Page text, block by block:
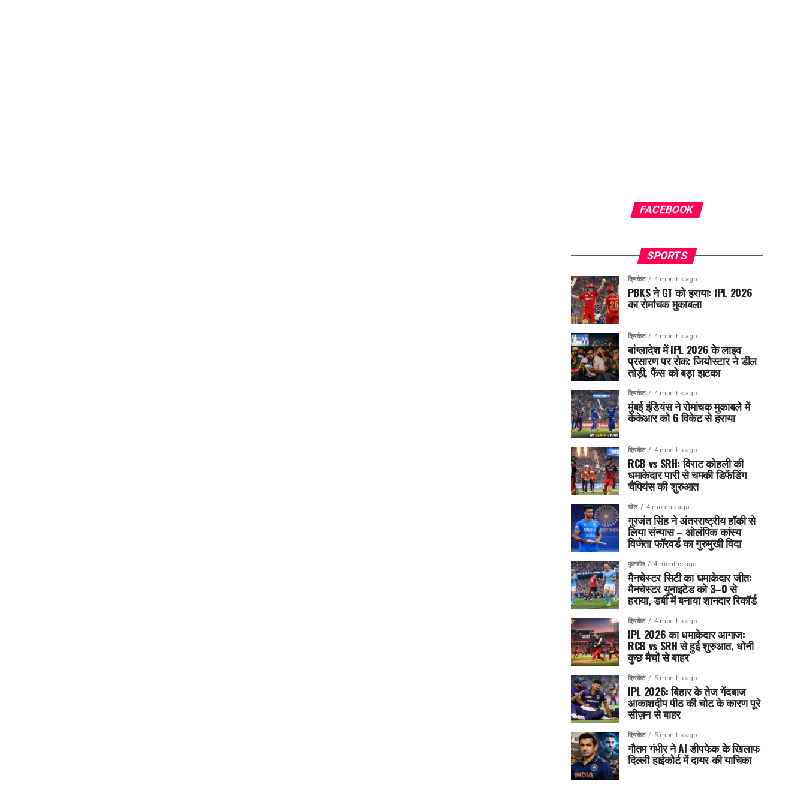
FACEBOOK
SPORTS
क्रिकेट 4 months ago
PBKS ने GT को हराया: IPL 2026
का रोमांचक मुकाबला
क्रिकेट 4 months ago
बांग्लादेश में IPL 2026 के लाइव
प्रसारण पर रोक: जियोस्टार ने डील
तोड़ी, फैंस को बड़ा झटका
क्रिकेट 4 months ago
मुंबई इंडियंस ने रोमांचक मुकाबले में
केकेआर को 6 विकेट से हराया
क्रिकेट 4 months ago
RCB vs SRH: विराट कोहली की
धमाकेदार पारी से चमकी डिफेंडिंग
चैंपियंस की शुरुआत
खेल 4 months ago
गुरजंत सिंह ने अंतरराष्ट्रीय हॉकी से
लिया संन्यास – ओलंपिक कांस्य
विजेता फॉरवर्ड का गुरुमुखी विदा
फुटबॉल 4 months ago
मैनचेस्टर सिटी का धमाकेदार जीत:
मैनचेस्टर यूनाइटेड को 3–0 से
हराया, डर्बी में बनाया शानदार रिकॉर्ड
क्रिकेट 4 months ago
IPL 2026 का धमाकेदार आगाज:
RCB vs SRH से हुई शुरुआत, धोनी
कुछ मैचों से बाहर
क्रिकेट 5 months ago
IPL 2026: बिहार के तेज गेंदबाज
आकाशदीप पीठ की चोट के कारण पूरे
सीज़न से बाहर
क्रिकेट 5 months ago
गौतम गंभीर ने AI डीपफेक के खिलाफ
दिल्ली हाईकोर्ट में दायर की याचिका